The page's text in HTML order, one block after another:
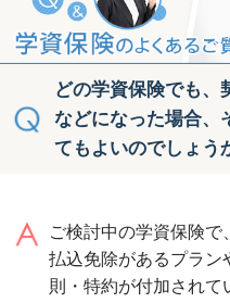
どの学資保険でも、
などになった場合、
てもよいのでしょう
ご検討中の学資保険
払込免除があるプラン
則・特約が付加されて